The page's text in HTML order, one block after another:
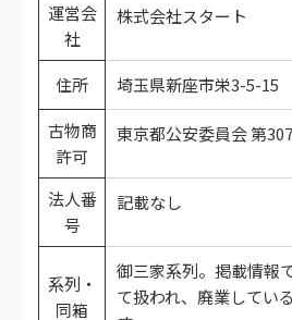
運営会
社
株式会社スタート
住所
埼玉県新座市栄3-5-15
古物商
許可
東京都公安委員会 第
法人番
号
記載なし
系列・
同箱
御三家系列。掲載情報
て扱われ、廃業してい